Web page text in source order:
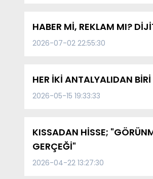
HABER Mİ, REKLAM MI?
2026-07-02 22:55:30
HER İKİ ANTALYALIDAN
2026-05-15 19:33:33
KISSADAN HİSSE;
GERÇEĞİ"
2026-04-22 13:27:30